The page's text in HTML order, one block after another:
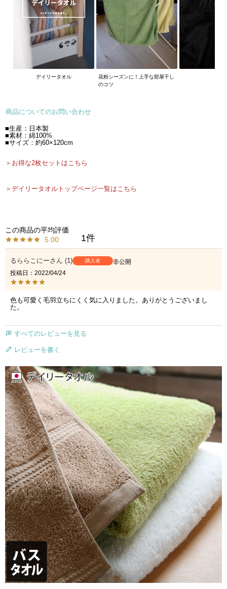
デイリータオル
花粉シーズンに！上手な部屋干し
のコツ
商品についてのお問い合わせ
■生産：日本製
■素材：綿100%
■サイズ：約60×120cm
＞お得な2枚セットはこちら
＞デイリータオルトップページ一覧はこちら
5.00 1
るららこにー 1 購入者
非公開
投稿日
2022/04/24
色も可愛く毛羽立ちにくく気に入りました。ありがとうございまし
た。
すべてのレビューを見る
レビューを書く